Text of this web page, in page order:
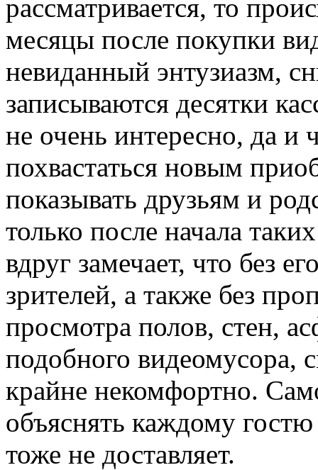
рассматривается, то
месяцы после покупки
невиданный энтузиазм,
записываются десятки
не очень интересно, да и
похвастаться новым
показывать друзьям и
только после начала
вдруг замечает, что без
зрителей, а также без
просмотра полов, стен,
подобного видеомусора,
крайне некомфортно.
объяснять каждому
тоже не доставляет.